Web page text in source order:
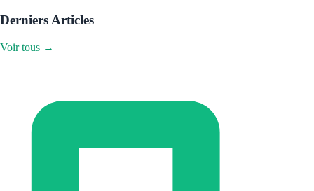
Derniers Articles
Voir tous →